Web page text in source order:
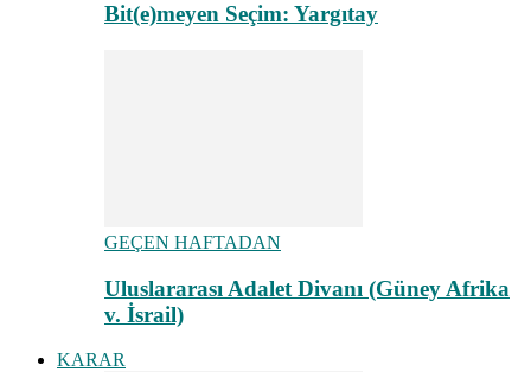
Bit(e)meyen Seçim: Yargıtay
GEÇEN HAFTADAN
Uluslararası Adalet Divanı (Güney Afrika
v. İsrail)
KARAR